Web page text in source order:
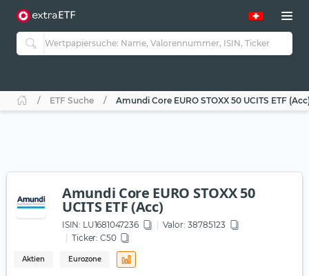
ETF Suche Amundi Core EURO STOXX 50 UCITS ETF
Amundi Core EURO STOXX 50
UCITS ETF (Acc)
ISIN: LU1681047236
Valor: 38785123
Ticker: C50
Aktien Eurozone